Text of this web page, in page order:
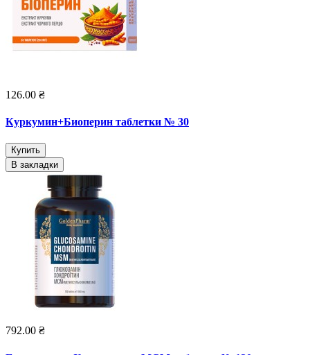
126.00 ₴
Куркумин+Биоперин таблетки № 30
Купить
В закладки
792.00 ₴